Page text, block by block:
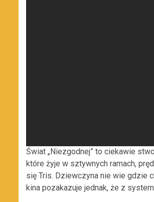
Świat „Niezgodnej” to ciekawie
które żyje w sztywnych ramach,
się Tris. Dziewczyna nie wie gdzie
kina pozakazuje jednak, że z